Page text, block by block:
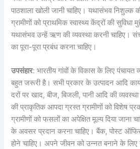
पाठशाला खोली जानी चाहिए। यथासंभव निशुल्क
ग्रामीणों को प्राथमिक स्वास्थ्य केंद्रों की सुविधा
यथासंभव उन्हें ऋण की व्यवस्था करनी चाहिए।
का पूरा-पूरा प्रबंध करना चाहिए।
उपसंहार: भारतीय गांवों के विकास के लिए पंचायत
बहुत जरूरी है। सभी प्रकार के उत्पादन आदि
दरों पर खाद, बीज, बिजली, पानी आदि की व्यवस्था
की प्राकृतिक आपदा ग्रस्त ग्रामीणों को विशेष
ग्रामीणों को फसलों का अपेक्षित मूल्य दिया जाना
के अवसर प्रदान करना चाहिए। बैंक, पोस्ट
होने चाहिए। अपने जीवन को उन्नत बनाने के लिए